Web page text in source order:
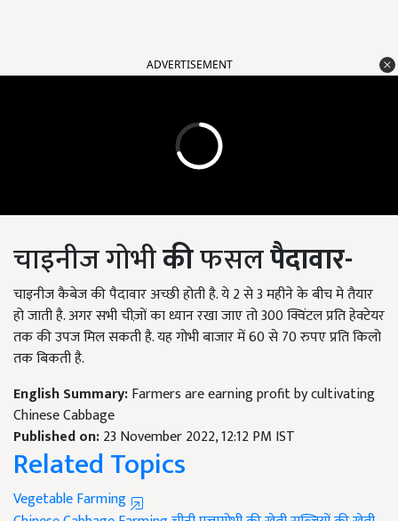
ADVERTISEMENT
चाइनीज गोभीकीफसलपैदावार-
चाइनीज कैबेज की पैदावार अच्छी होती है. ये2से3महीने के बीच मे तैयार
हो जाती है. अगर सभी चीज़ों का ध्यान रखा जाए तो300क्विंटल प्रति हेक्टेयर
तक की उपज मिल सकती है. यह गोभी बाजार में60से70रुपए प्रति किलो
तक बिकती है.
English Summary:Farmers are earning profit by cultivating
Chinese Cabbage
Published on:23 November 2022, 12:12 PM IST
Related Topics
Vegetable Farming